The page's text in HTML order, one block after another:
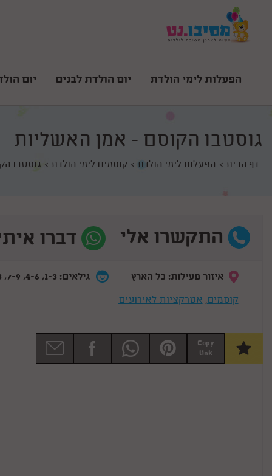
הפעלות לימי הולדת יום הולדת לבנים יום
גוסטבו הקוסם - אמן האשליות
דף הבית הפעלות לימי הולדת קוסמים לימי הולדת גוסטבו
התקשרו אלי דברו
איזור פעילות: כל הארץ גילאים: 1-3, 4-6, 7-9, 10-13
קוסמים,אטרקציות לאירועים
Copy
link